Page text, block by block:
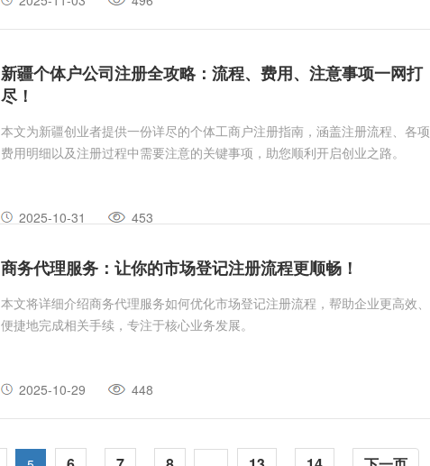
新疆个体户公司注册全攻略：流程、费用、注意事项一网打
尽！
本文为新疆创业者提供一份详尽的个体工商户注册指南，涵盖注册流程、各项
费用明细以及注册过程中需要注意的关键事项，助您顺利开启创业之路。
2025-10-31 453
商务代理服务：让你的市场登记注册流程更顺畅！
本文将详细介绍商务代理服务如何优化市场登记注册流程，帮助企业更高效、
便捷地完成相关手续，专注于核心业务发展。
2025-10-29 448